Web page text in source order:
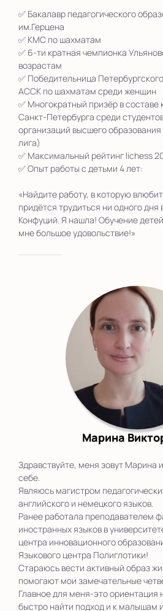
✅ Бакалавр педагогического
им.Герцена
✅ КМС по шахматам
✅ 6-ти кратная чемпионка
возрастам
✅ Победительница
АССК по шахматам среди женщин
✅ Многократный призёр в
Санкт-Петербурга среди
организаций высшего
лига)
✅ Максимальный рейтинг lichess
✅ Опыт работы с детьми 4 лет:
«Найдите работу, в которую
придётся трудиться ни одного дня
Конфуций. Я нашла! Обучение
мне большое удовольствие!»
Марина
Здравствуйте, меня зовут Марина
себе.
Являюсь магистром
английского и немецкого языков.
Ранее работала преподавателем
иностранных языков в
центра инновационного
Языкового центра Полиглотики!
Стараюсь вести активный образ
помогают мои замечательные
Главное для меня-это ориентация
быстро найти подход и к малышам